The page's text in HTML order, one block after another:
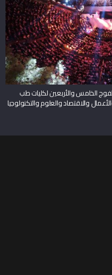
الخامس والأربعين لكليات طب
والاقتصاد والعلوم والتكنولوجيا